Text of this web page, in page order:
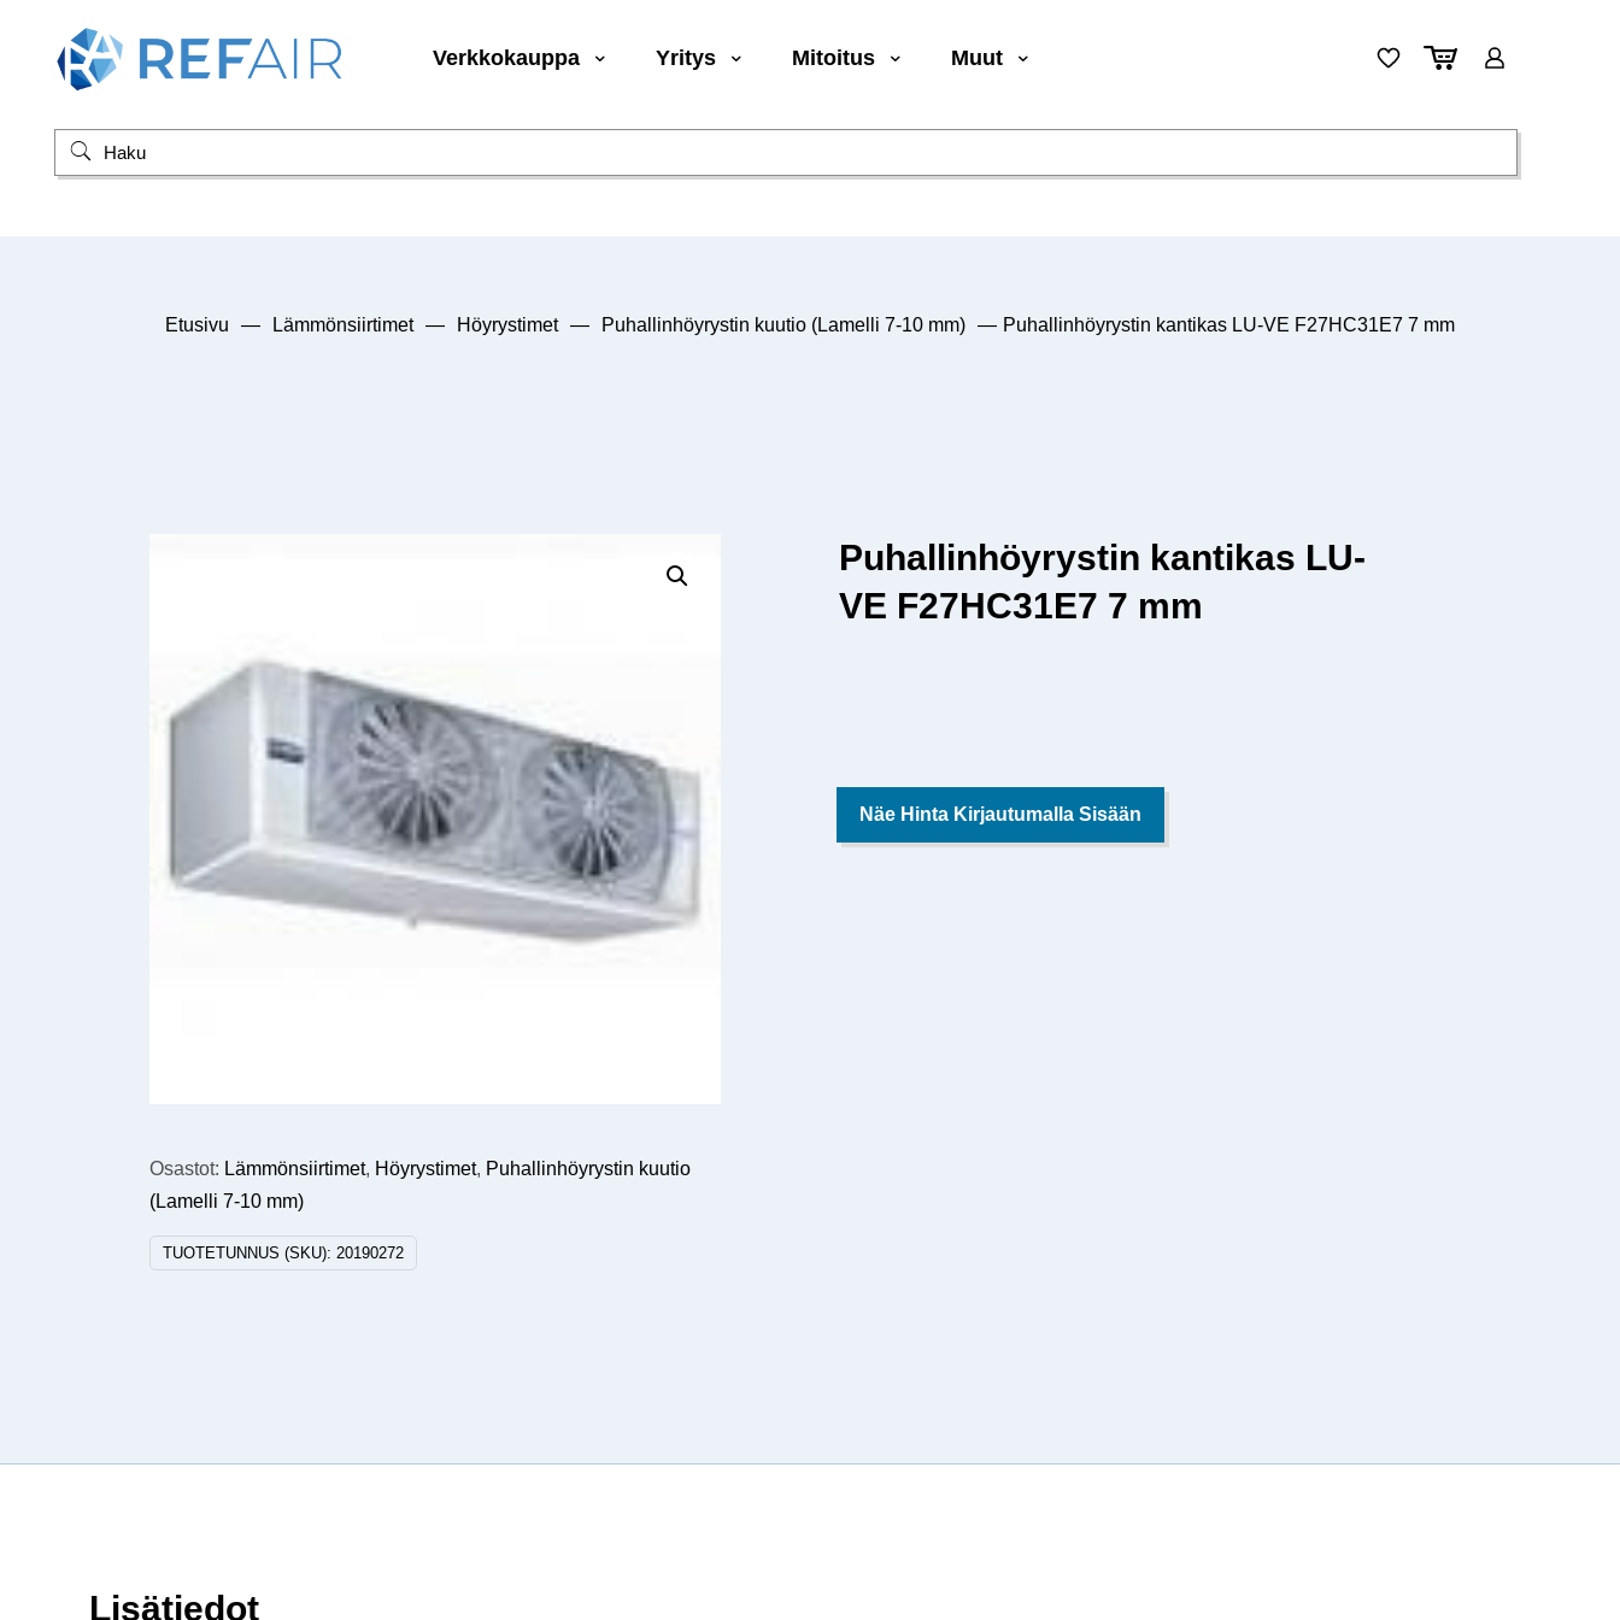
Verkkokauppa Yritys Mitoitus Muut
Etusivu — Lämmönsiirtimet — Höyrystimet — Puhallinhöyrystin kuutio (Lamelli 7-10 mm) — Puhallinhöyrystin kantikas LU-VE F27HC31E7 7 mm
Osastot: Lämmönsiirtimet, Höyrystimet, Puhallinhöyrystin kuutio
(Lamelli 7-10 mm)
TUOTETUNNUS (SKU):20190272
Puhallinhöyrystin kantikas LU-
VE F27HC31E7 7 mm
Näe Hinta Kirjautumalla Sisään
Lisätiedot